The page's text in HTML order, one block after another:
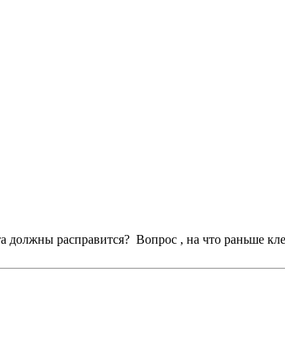
должны расправится? Вопрос , на что раньше